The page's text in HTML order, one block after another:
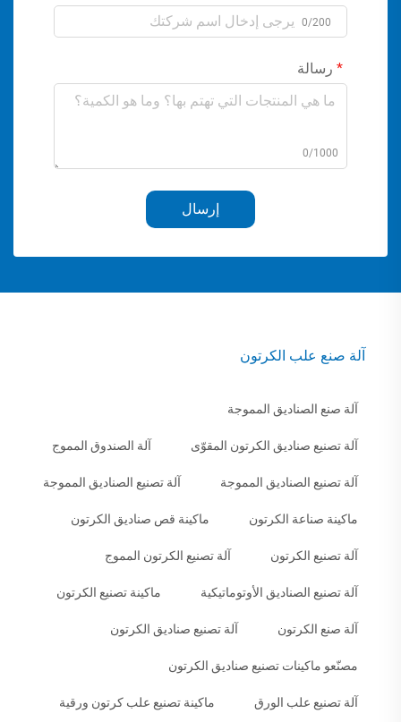
0/200
رسالة
0/1000
إرسال
آلة صنع علب الكرتون
آلة صنع الصناديق المموجة
آلة تصنيع صناديق الكرتون المقوّى آلة الصندوق المموج
آلة تصنيع الصناديق المموجة آلة تصنيع الصناديق المموجة
ماكينة صناعة الكرتون ماكينة قص صناديق الكرتون
آلة تصنيع الكرتون آلة تصنيع الكرتون المموج
آلة تصنيع الصناديق الأوتوماتيكية ماكينة تصنيع الكرتون
آلة صنع الكرتون آلة تصنيع صناديق الكرتون
مصنّعو ماكينات تصنيع صناديق الكرتون
آلة تصنيع علب الورق ماكينة تصنيع علب كرتون ورقية